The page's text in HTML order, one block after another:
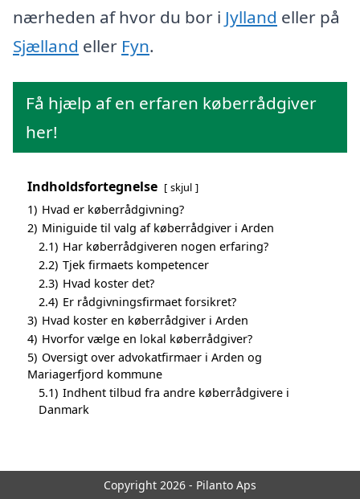
nærheden af hvor du bor i Jylland eller på
Sjælland eller Fyn.
Få hjælp af en erfaren køberrådgiver
her!
Indholdsfortegnelse skjul
1) Hvad er køberrådgivning?
2) Miniguide til valg af køberrådgiver i Arden
2.1) Har køberrådgiveren nogen erfaring?
2.2) Tjek firmaets kompetencer
2.3) Hvad koster det?
2.4) Er rådgivningsfirmaet forsikret?
3) Hvad koster en køberrådgiver i Arden
4) Hvorfor vælge en lokal køberrådgiver?
5) Oversigt over advokatfirmaer i Arden og
Mariagerfjord kommune
5.1) Indhent tilbud fra andre køberrådgivere i
Danmark
Copyright 2026 - Pilanto Aps